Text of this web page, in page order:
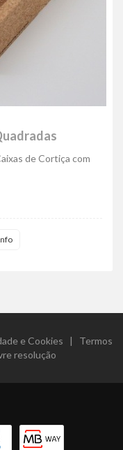
de Cortiça com
e Cookies | Termos
resolução